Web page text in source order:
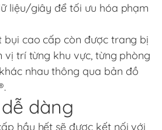
liệu/giây để tối ưu hóa phạm
bụi cao cấp còn được trang bị
vị trí từng khu vực, từng phòng
nhau thông qua bản đồ
dàng
hầu hết sẽ được kết nối với